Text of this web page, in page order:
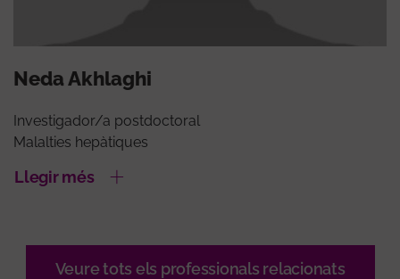
Neda Akhlaghi
Investigador/a postdoctoral
Malalties hepàtiques
Llegir més
Veure tots els professionals relacionats